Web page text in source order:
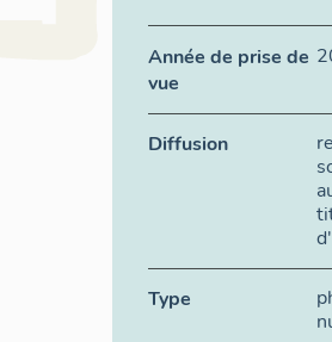
Année de prise de
vue
Diffusion
Type